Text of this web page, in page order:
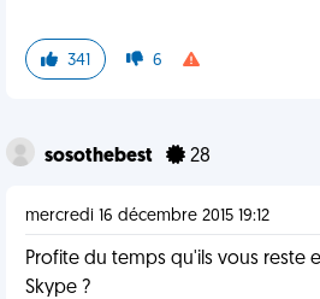
341 6
sosothebest 28
mercredi 16 décembre 2015 19:12
Profite du temps qu'ils vous reste
Skype ?